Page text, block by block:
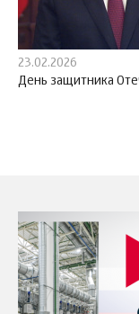
23.02.2026
День защитника